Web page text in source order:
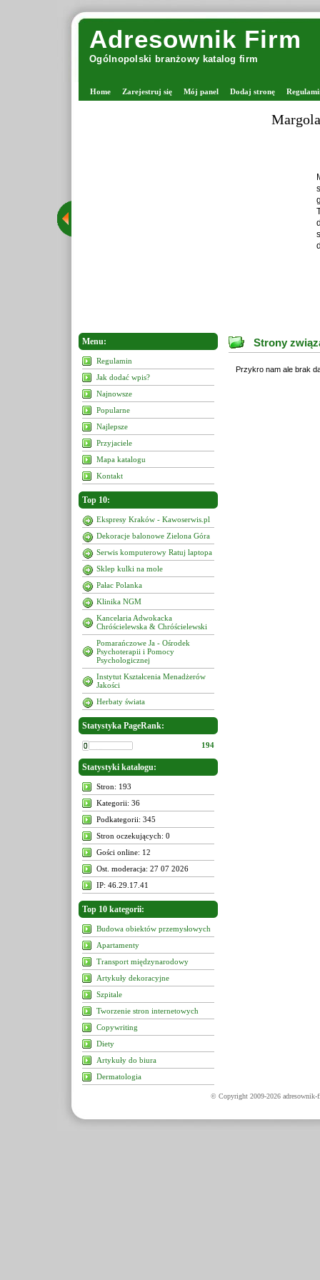
Adresownik Firm
Ogólnopolski branżowy katalog firm
Home Zarejestruj się Mój panel Dodaj stronę
Menu:
Regulamin
Jak dodać wpis?
Najnowsze
Popularne
Najlepsze
Przyjaciele
Mapa katalogu
Kontakt
Top 10:
Ekspresy Kraków - Kawoserwis.pl
Dekoracje balonowe Zielona Góra
Serwis komputerowy Ratuj laptopa
Sklep kulki na mole
Pałac Polanka
Klinika NGM
Kancelaria Adwokacka
Chróścielewska & Chróścielewski
Pomarańczowe Ja - Ośrodek
Psychoterapii i Pomocy
Psychologicznej
Instytut Kształcenia Menadżerów
Jakości
Herbaty świata
Statystyka PageRank:
194
Statystyki katalogu:
Stron: 193
Kategorii: 36
Podkategorii: 345
Stron oczekujących: 0
Gości online: 12
Ost. moderacja: 27 07 2026
IP: 46.29.17.41
Top 10 kategorii:
Budowa obiektów przemysłowych
Apartamenty
Transport międzynarodowy
Artykuły dekoracyjne
Szpitale
Tworzenie stron internetowych
Copywriting
Diety
Artykuły do biura
Dermatologia
Strony
Przykro nam ale brak
© Copyright 2009-2026